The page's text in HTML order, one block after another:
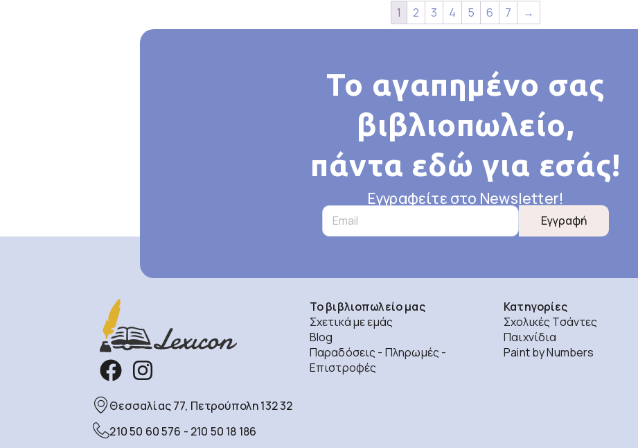
1 2 3 4 5 6 7 →
Το αγαπημένο σας
βιβλιοπωλείο,
πάντα εδώ για εσάς!
Εγγραφείτε στο Newsletter!
Εγγραφή
Θεσσαλίας 77, Πετρούπολη 132 32
210 50 60 576 - 210 50 18 186
Το βιβλιοπωλείο μας
Σχετικά με εμάς
Blog
Παραδόσεις - Πληρωμές -
Επιστροφές
Κατηγορίες
Σχολικές Τσάντες
Παιχνίδια
Paint by Numbers